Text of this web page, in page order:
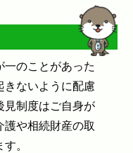
一のことがあった
きないように配慮
見制度はご自身が
護や相続財産の取
。